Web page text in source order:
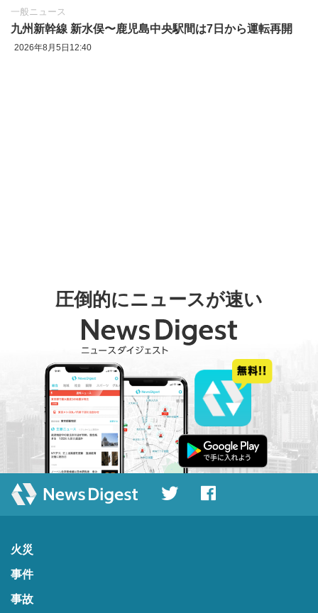
一般ニュース
九州新幹線 新水俣〜鹿児島中央駅間は7日から運転再開
2026年8月5日12:40
圧倒的にニュースが速い
火災
事件
事故